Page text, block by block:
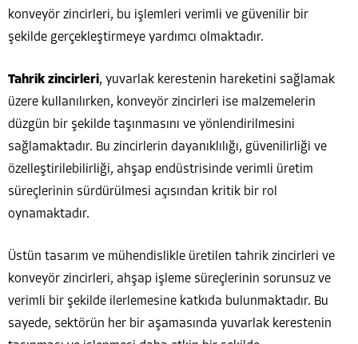
konveyör zincirleri, bu işlemleri verimli ve güvenilir bir
şekilde gerçekleştirmeye yardımcı olmaktadır.
Tahrik zincirleri, yuvarlak kerestenin hareketini sağlamak
üzere kullanılırken, konveyör zincirleri ise malzemelerin
düzgün bir şekilde taşınmasını ve yönlendirilmesini
sağlamaktadır. Bu zincirlerin dayanıklılığı, güvenilirliği ve
özelleştirilebilirliği, ahşap endüstrisinde verimli üretim
süreçlerinin sürdürülmesi açısından kritik bir rol
oynamaktadır.
Üstün tasarım ve mühendislikle üretilen tahrik zincirleri ve
konveyör zincirleri, ahşap işleme süreçlerinin sorunsuz ve
verimli bir şekilde ilerlemesine katkıda bulunmaktadır. Bu
sayede, sektörün her bir aşamasında yuvarlak kerestenin